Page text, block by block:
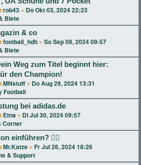
rob43 « Do Okt 03, 2024 22:23
Biete
& co
football_hdh « So Sep 08, 2024 09:57
Biete
Weg zum Titel beginnt hier:
den Champion!
MNstuff « Do Aug 29, 2024 13:31
Football
bei adidas.de
Etna « Di Jul 30, 2024 09:57
Corner
einführen? 👍🏻
Mr.Katze « Fr Jul 26, 2024 18:26
& Support